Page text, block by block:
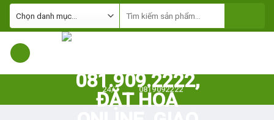
Skip
24/7 0819092222